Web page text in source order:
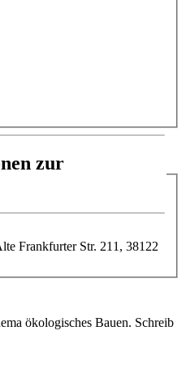
zur
Frankfurter Str. 211, 38122
ökologisches Bauen. Schreib